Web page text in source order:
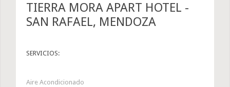
TIERRA MORA APART HOTEL -
SAN RAFAEL, MENDOZA
SERVICIOS:
Aire Acondicionado